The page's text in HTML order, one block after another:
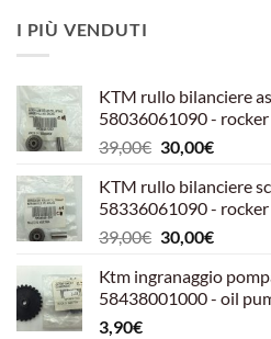
I PIÙ VENDUTI
KTM rullo bilanciere
58036061090 -
39,00€ Il
originale
era:
39,00€.
30,00€Il
attuale
è:
30,00€.
KTM rullo bilanciere
58336061090 -
39,00€ Il
originale
era:
30,00€Il
attuale
è:
Ktm ingranaggio
58438001000 - oil
3,90€